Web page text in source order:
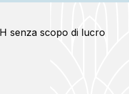
senza scopo di lucro